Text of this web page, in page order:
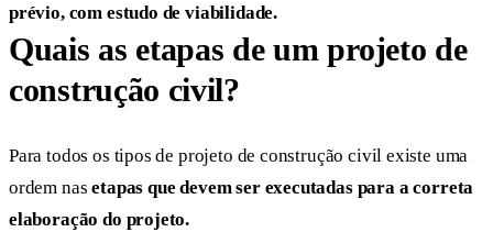
prévio, com estudo de viabilidade.
Quais as etapas de um projeto de
construção civil?
Para todos os tipos de projeto de construção civil existe uma
ordem nasetapas que devem ser executadas para a correta
elaboração do projeto.